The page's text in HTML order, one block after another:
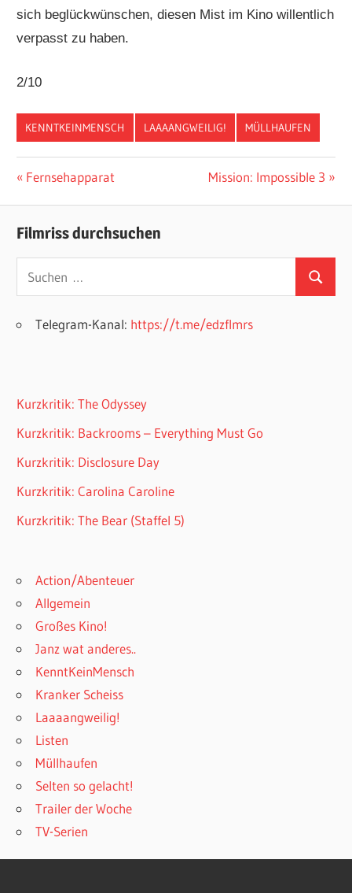
sich beglückwünschen, diesen Mist im Kino willentlich
verpasst zu haben.
2/10
KENNTKEINMENSCH LAAAANGWEILIG! MÜLLHAUFEN
Beitragsnavigation
Vorheriger
Fernsehapparat
Nächster
Mission: Impossible 3
Filmriss durchsuchen
Suchen
nach:
Suchen
Telegram-Kanal: https://t.me/edzflmrs
Kurzkritik: The Odyssey
Kurzkritik: Backrooms – Everything Must Go
Kurzkritik: Disclosure Day
Kurzkritik: Carolina Caroline
Kurzkritik: The Bear (Staffel 5)
Action/Abenteuer
Allgemein
Großes Kino!
Janz wat anderes..
KenntKeinMensch
Kranker Scheiss
Laaaangweilig!
Listen
Müllhaufen
Selten so gelacht!
Trailer der Woche
TV-Serien